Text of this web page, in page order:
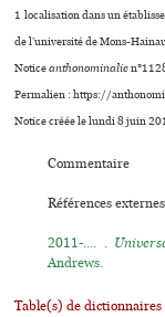
1 localisation dans un
de l’uni­ver­sité de Mons-
Noticeanthonominalie
Permalien : https://
Notice créée le lundi 8 juin
Commentaire
Références externes
2011-.... .
Andrews.
Table(s) de